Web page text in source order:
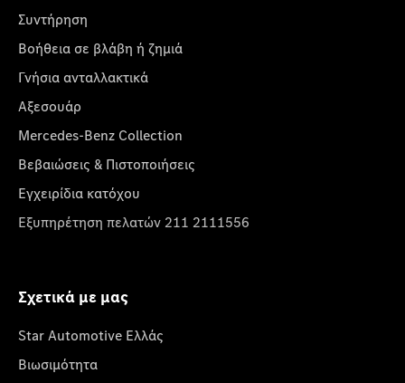
Συντήρηση
Βοήθεια σε βλάβη ή ζημιά
Γνήσια ανταλλακτικά
Αξεσουάρ
Mercedes-Benz Collection
Βεβαιώσεις & Πιστοποιήσεις
Εγχειρίδια κατόχου
Εξυπηρέτηση πελατών 211 2111556
Σχετικά με μας
Star Automotive Ελλάς
Βιωσιμότητα